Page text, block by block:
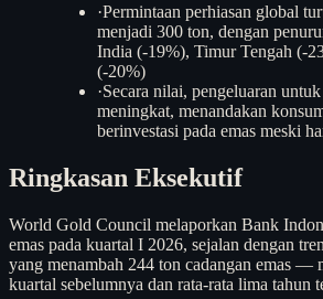
·Permintaan perhiasan global
menjadi 300 ton, dengan
India (-19%), Timur Tengah (-
(-20%)
·Secara nilai, pengeluaran
meningkat, menandakan
berinvestasi pada emas meski
Ringkasan Eksekutif
World Gold Council melaporkan Bank
emas pada kuartal I 2026, sejalan dengan
yang menambah 244 ton cadangan emas —
kuartal sebelumnya dan rata-rata lima tahun